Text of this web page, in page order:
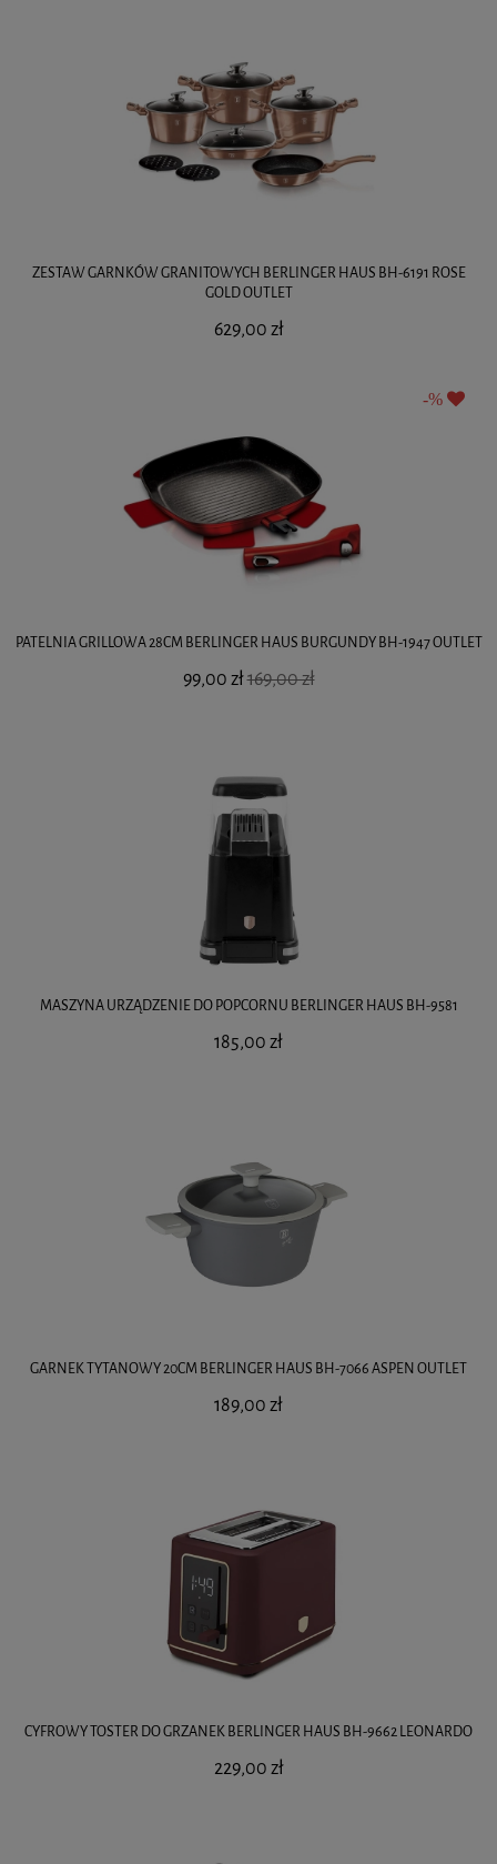
ZESTAW GARNKÓW GRANITOWYCH BERLINGER HAUS BH-6191 ROSE
GOLD OUTLET
629,00 zł
PATELNIA GRILLOWA 28CM BERLINGER HAUS BURGUNDY BH-1947 OUTLET
99,00 zł169,00 zł
MASZYNA URZĄDZENIE DO POPCORNU BERLINGER HAUS BH-9581
185,00 zł
GARNEK TYTANOWY 20CM BERLINGER HAUS BH-7066 ASPEN OUTLET
189,00 zł
CYFROWY TOSTER DO GRZANEK BERLINGER HAUS BH-9662 LEONARDO
229,00 zł